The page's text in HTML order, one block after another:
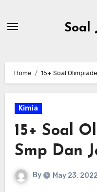
Soal
Home 15+ Soal
Kimia
15+ Soal
Smp Dan
By May 23, 2022